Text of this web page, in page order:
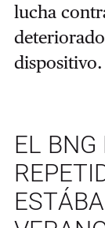
lucha
dispositivo.
EL